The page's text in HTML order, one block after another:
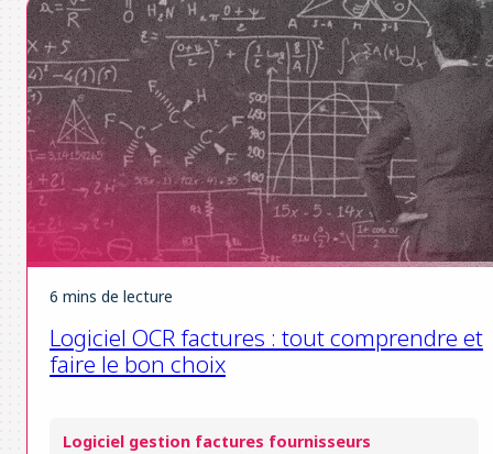
6 mins de lecture
Logiciel OCR factures : tout comprendre et
faire le bon choix
Logiciel gestion factures fournisseurs